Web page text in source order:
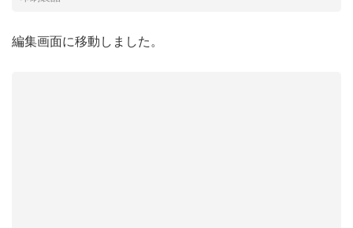
編集画面に移動しました。